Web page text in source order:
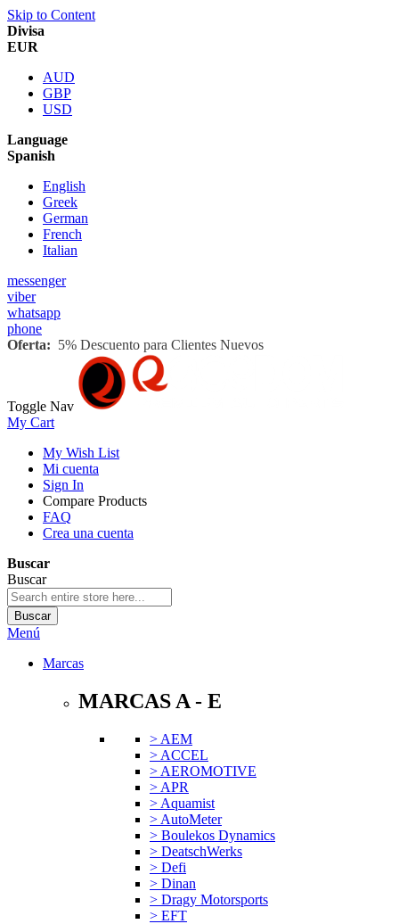
Skip to Content
Divisa
EUR
AUD
GBP
USD
Language
Spanish
English
Greek
German
French
Italian
messenger
viber
whatsapp
phone
Oferta: 5% Descuento para Clientes Nuevos
Toggle Nav
My Cart
My Wish List
Mi cuenta
Sign In
Compare Products
FAQ
Crea una cuenta
Buscar
Buscar
Buscar
Menú
Marcas
MARCAS A - E
> AEM
> ACCEL
> AEROMOTIVE
> APR
> Aquamist
> AutoMeter
> Boulekos Dynamics
> DeatschWerks
> Defi
> Dinan
> Dragy Motorsports
> EFT